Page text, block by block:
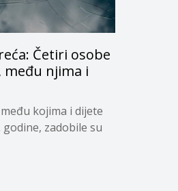
Četiri osobe
među njima i
kojima i dijete
zadobile su